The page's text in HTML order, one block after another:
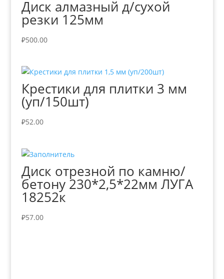
Диск алмазный д/сухой
резки 125мм
₽500.00
Крестики для плитки 3 мм
(уп/150шт)
₽52.00
Диск отрезной по камню/
бетону 230*2,5*22мм ЛУГА
18252к
₽57.00